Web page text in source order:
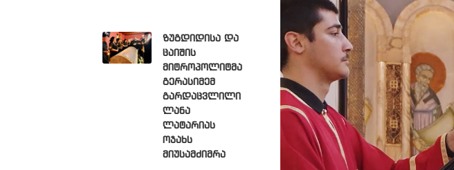
ზუგდიდისა და
ცაიშის
მიტროპოლიტმა
გერასიმემ
გარდაცვლილი
ლანა
ლატარიას
ოჯახს
მიუსამძიმრა